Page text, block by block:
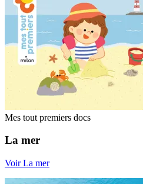
Mes tout premiers docs
La mer
Voir La mer